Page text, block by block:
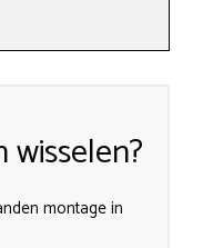
montage in